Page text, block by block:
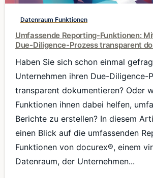
Datenraum Funktionen
Umfassende Reporting-Funktionen:
Due-Diligence-Prozess transparent
Haben Sie sich schon einmal
Unternehmen ihren Due-Diligence-
transparent dokumentieren? Oder
Funktionen ihnen dabei helfen,
Berichte zu erstellen? In diesem
einen Blick auf die umfassenden
Funktionen von docurex®, einem
Datenraum, der Unternehmen...